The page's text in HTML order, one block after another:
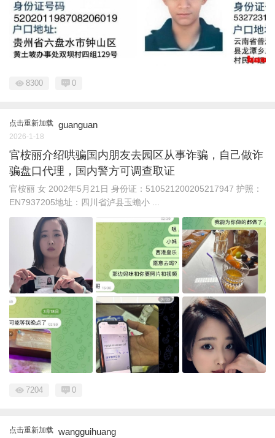
8300 0
点击重新加载 guanguan
2026-1-18
官桉丽介绍哄骗国内朋友去园区从事诈骗，自己做诈
骗盘口代理，国内警方可调查取证
官桉丽 女 2002年5月21日 身份证：510521200205217947 护照：
EN7937205地址：四川省泸县玉蟾小 ...
7204 0
点击重新加载 wangguihuang